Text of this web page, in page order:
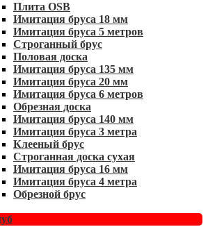
Плита OSB
Имитация бруса 18 мм
Имитация бруса 5 метров
Строганный брус
Половая доска
Имитация бруса 135 мм
Имитация бруса 20 мм
Имитация бруса 6 метров
Обрезная доска
Имитация бруса 140 мм
Имитация бруса 3 метра
Клееный брус
Строганная доска сухая
Имитация бруса 16 мм
Имитация бруса 4 метра
Обрезной брус